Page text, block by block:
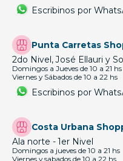
Escribinos por
Punta Carretas
2do Nivel, José Ellauri y
Domingos a Jueves de 10 a 21 hs
Viernes y Sábados de 10 a 22 hs
Escribinos por
Costa Urbana
Ala norte - 1er Nivel
Domingos a jueves de 10 a 21 hs
Viernes y sabados de 10 a 22 hs